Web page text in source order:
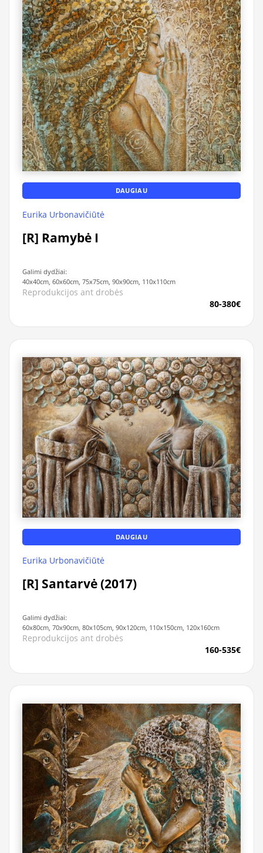
DAUGIAU
Eurika Urbonavičiūtė
[R] Ramybė I
Galimi dydžiai:
40x40cm, 60x60cm, 75x75cm, 90x90cm, 110x110cm
Reprodukcijos ant drobės
80-380€
DAUGIAU
Eurika Urbonavičiūtė
[R] Santarvė (2017)
Galimi dydžiai:
60x80cm, 70x90cm, 80x105cm, 90x120cm, 110x150cm, 120x160cm
Reprodukcijos ant drobės
160-535€